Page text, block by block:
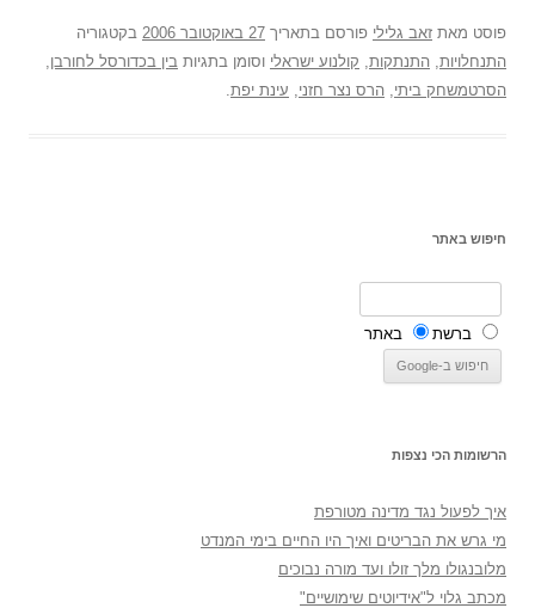
פוסט מאת זאב גלילי פורסם בתאריך 27 באוקטובר 2006
בקטגוריה
התנחלויות התנתקות קולנוע ישראלי וסומן בתגיות בין בכדורסל לחורבן
הסרטמשחק ביתי הרס נצר חזני עינת יפת
חיפוש באתר
ברשת באתר
הרשומות הכי נצפות
איך לפעול נגד מדינה מטורפת
מי גרש את הבריטים ואיך היו החיים בימי המנדט
מלובנגולו מלך זולו ועד מורה נבוכים
מכתב גלוי ל"אידיוטים שימושיים"